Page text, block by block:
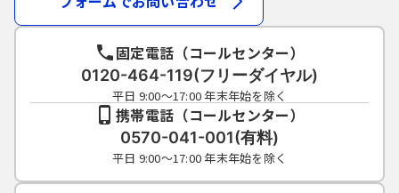
ません。なお、利用者ＩＤ、パスワ
ードを紛失し、盗難に遭い、又は不正使用さ
れたことが分かったときは、
速やかに問い合わせ先に連絡し、その指示に
従ってください。
（５）利用者ＩＤ及びパスワードについて
は、特に有効期限は設けないものとし
ますが、利用者ＩＤ及びパスワードの利用が
３年間行われない場合は、構
固定電話（コールセンター）
0120-464-119(フリーダイヤル)
平日 9:00～17:00 年末年始を除く
携帯電話（コールセンター）
0570-041-001(有料)
平日 9:00～17:00 年末年始を除く